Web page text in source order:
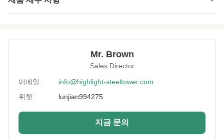
Material: GB Q235 또는 Q355
Advanced
Equipment:
2,400톤 프레스기 및 레이저 절단기, 자동월딩
기
Height:
Warranty: 15년
Mr. Brown
Sales Director
이메일:
info@highlight-steeltower.com
위챗:
lunjian994275
지금 문의